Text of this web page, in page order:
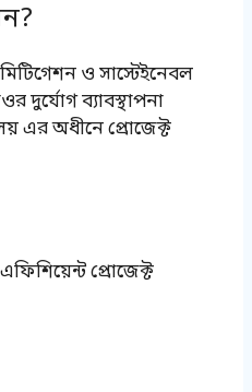
ও সাস্টেইনেবল
দুর্যোগ ব্যাবস্থাপনা
এর অধীনে প্রোজেক্ট
প্রোজেক্ট